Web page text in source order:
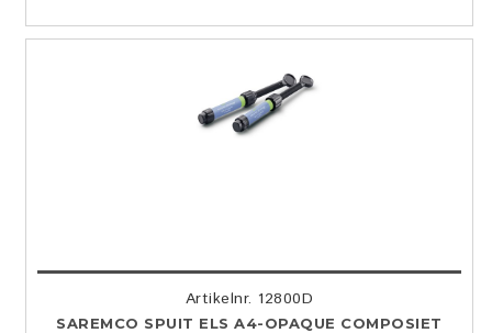
Artikelnr. 12800D
SAREMCO SPUIT ELS A4-OPAQUE COMPOSIET